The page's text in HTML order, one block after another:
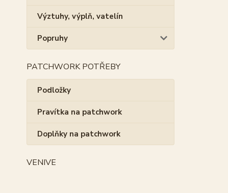
Výztuhy, výplň, vatelín
Popruhy
PATCHWORK POTŘEBY
Podložky
Pravítka na patchwork
Doplňky na patchwork
VENIVE